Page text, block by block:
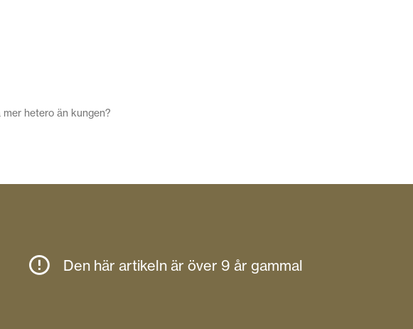
mer hetero än kungen?
Den här artikeln är över 9 år gammal